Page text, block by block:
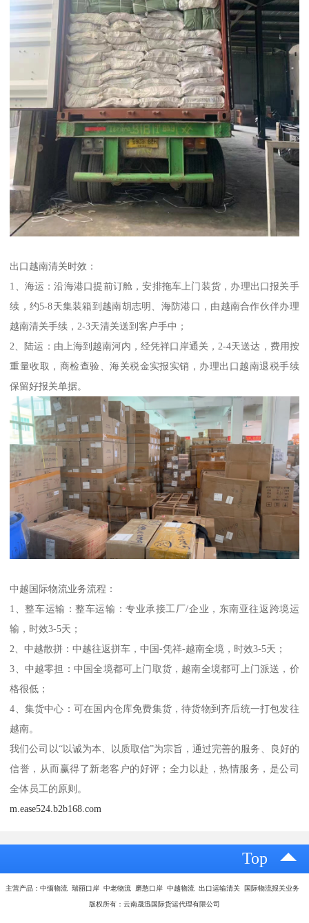
出口越南清关时效：
1、海运：沿海港口提前订舱，安排拖车上门装货，办理出口报关手
续，约5-8天集装箱到越南胡志明、海防港口，由越南合作伙伴办理
越南清关手续，2-3天清关送到客户手中；
2、陆运：由上海到越南河内，经凭祥口岸通关，2-4天送达，费用按
重量收取，商检查验、海关税金实报实销，办理出口越南退税手续
保留好报关单据。
中越国际物流业务流程：
1、整车运输：整车运输：专业承接工厂/企业，东南亚往返跨境运
输，时效3-5天；
2、中越散拼：中越往返拼车，中国-凭祥-越南全境，时效3-5天；
3、中越零担：中国全境都可上门取货，越南全境都可上门派送，价
格很低；
4、集货中心：可在国内仓库免费集货，待货物到齐后统一打包发往
越南。
我们公司以“以诚为本、以质取信”为宗旨，通过完善的服务、良好的
信誉，从而赢得了新老客户的好评；全力以赴，热情服务，是公司
全体员工的原则。
m.ease524.b2b168.com
Top
主营产品：中缅物流 瑞丽口岸 中老物流 磨憨口岸 中越物流 出口运输清关 国际物流报关业务
版权所有：云南晟迅国际货运代理有限公司